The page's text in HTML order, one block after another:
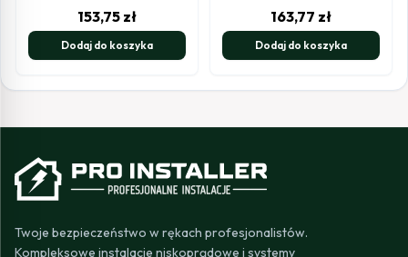
153,75 zł
Dodaj do koszyka
163,77 zł
Dodaj do koszyka
Twoje bezpieczeństwo w rękach profesjonalistów.
Kompleksowe instalacje niskoprądowe i systemy